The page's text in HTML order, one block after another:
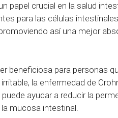
papel crucial en la salud
para las células
así una mejor
beneficiosa para personas
la enfermedad de
ayudar a reducir la
mucosa intestinal.